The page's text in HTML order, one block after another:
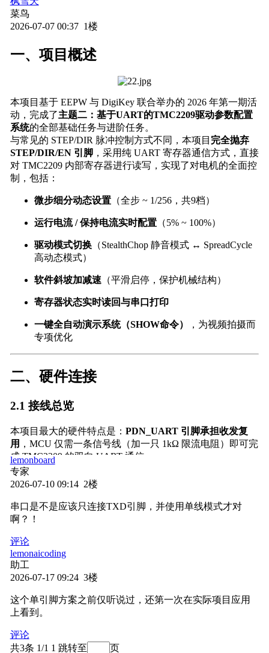
菜鸟
2026-07-07 00:37 1楼
一、项目概述
本项目基于 EEPW 与 DigiKey 联合举办的 2026 年第一期活
动，完成了主题二：基于UART的TMC2209驱动参数配置
系统的全部基础任务与进阶任务。
与常见的 STEP/DIR 脉冲控制方式不同，本项目 完全抛弃
STEP/DIR/EN 引脚，采用纯 UART 寄存器通信方式，直接
对 TMC2209 内部寄存器进行读写，实现了对电机的全面控
制，包括：
微步细分动态设置（全步 ~ 1/256，共9档）
运行电流 / 保持电流实时配置（5% ~ 100%）
驱动模式切换（StealthChop 静音模式 ↔ SpreadCycle
高动态模式）
软件斜坡加减速（平滑启停，保护机械结构）
寄存器状态实时读回与串口打印
一键全自动演示系统（SHOW命令）
，为视频拍摄而
专项优化
二、硬件连接
2.1 接线总览
本项目最大的硬件特点是： PDN_UART 引脚承担收发复
用 ，MCU 仅需一条信号线（加一只 1kΩ 限流电阻）即可完
成 TMC2209 的双向 UART 通信。
⚠️ 关键细节：TX 与 RX 并联后通过 1kΩ 电阻连接至
准接法。电阻阻值不可过小（防止短路）也不可过大（防
止波形失真），1kΩ 为推荐值。
2.2 引脚对应表
功能 STM32U083C-DK 引脚 TMC2209 引脚
UART
USART_RX
lemonboard
专家
2026-07-10 09:14 2楼
串口是不是应该只连接TXD引脚，并使用单线模式才对
啊？！
评论
lemonaicoding
助工
2026-07-17 09:24 3楼
这个单引脚方案之前仅听说过，还第一次在实际项目应用
上看到。
评论
共3条 1/1 1 跳转至 页